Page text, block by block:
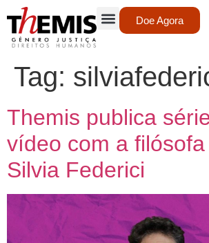
Doe Agora
Tag:
Themis publica
vídeo com a
Silvia Federici